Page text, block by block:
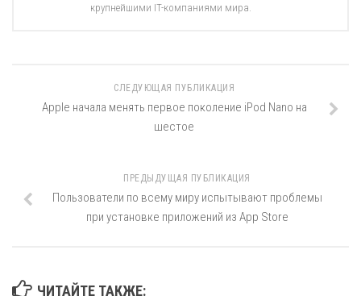
крупнейшими IT-компаниями мира.
СЛЕДУЮЩАЯ ПУБЛИКАЦИЯ
Apple начала менять первое поколение iPod Nano на
шестое
ПРЕДЫДУЩАЯ ПУБЛИКАЦИЯ
Пользователи по всему миру испытывают проблемы
при установке приложений из App Store
ЧИТАЙТЕ ТАКЖЕ: